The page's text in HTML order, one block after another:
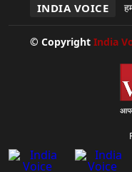
INDIA VOICE
© Copyright India